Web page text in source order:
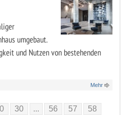
umgebaut.
und Nutzen von bestehenden
Mehr
30 ... 56 57
58